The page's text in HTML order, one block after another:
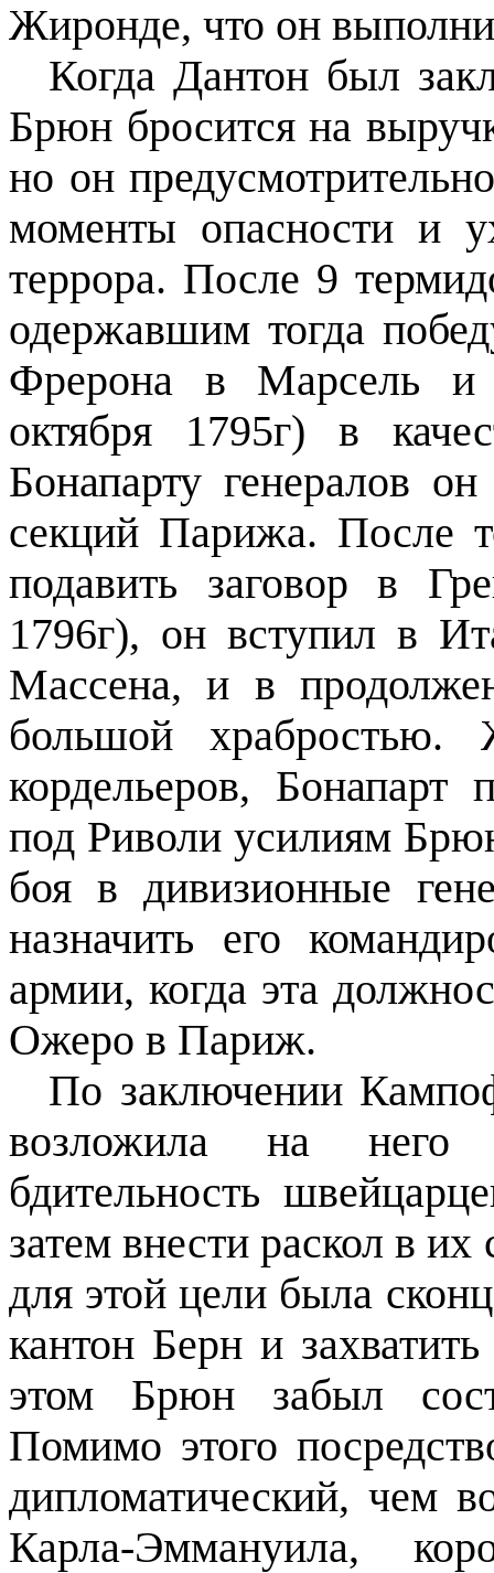
Жиронде, что он
Когда Дантон был
Брюн бросится на
но он
моменты опасности и
террора. После 9
одержавшим тогда
Фрерона в Марсель и
октября 1795г) в
Бонапарту генералов
секций Парижа. После
подавить заговор в
1796г), он вступил в
Массена, и в
большой храбростью.
кордельеров, Бонапарт
под Риволи усилиям
боя в дивизионные
назначить его
армии, когда эта
Ожеро в Париж.
По заключении
возложила на него
бдительность
затем внести раскол в
для этой цели была
кантон Берн и
этом Брюн забыл
Помимо этого
дипломатический, чем
Карла-Эммануила,